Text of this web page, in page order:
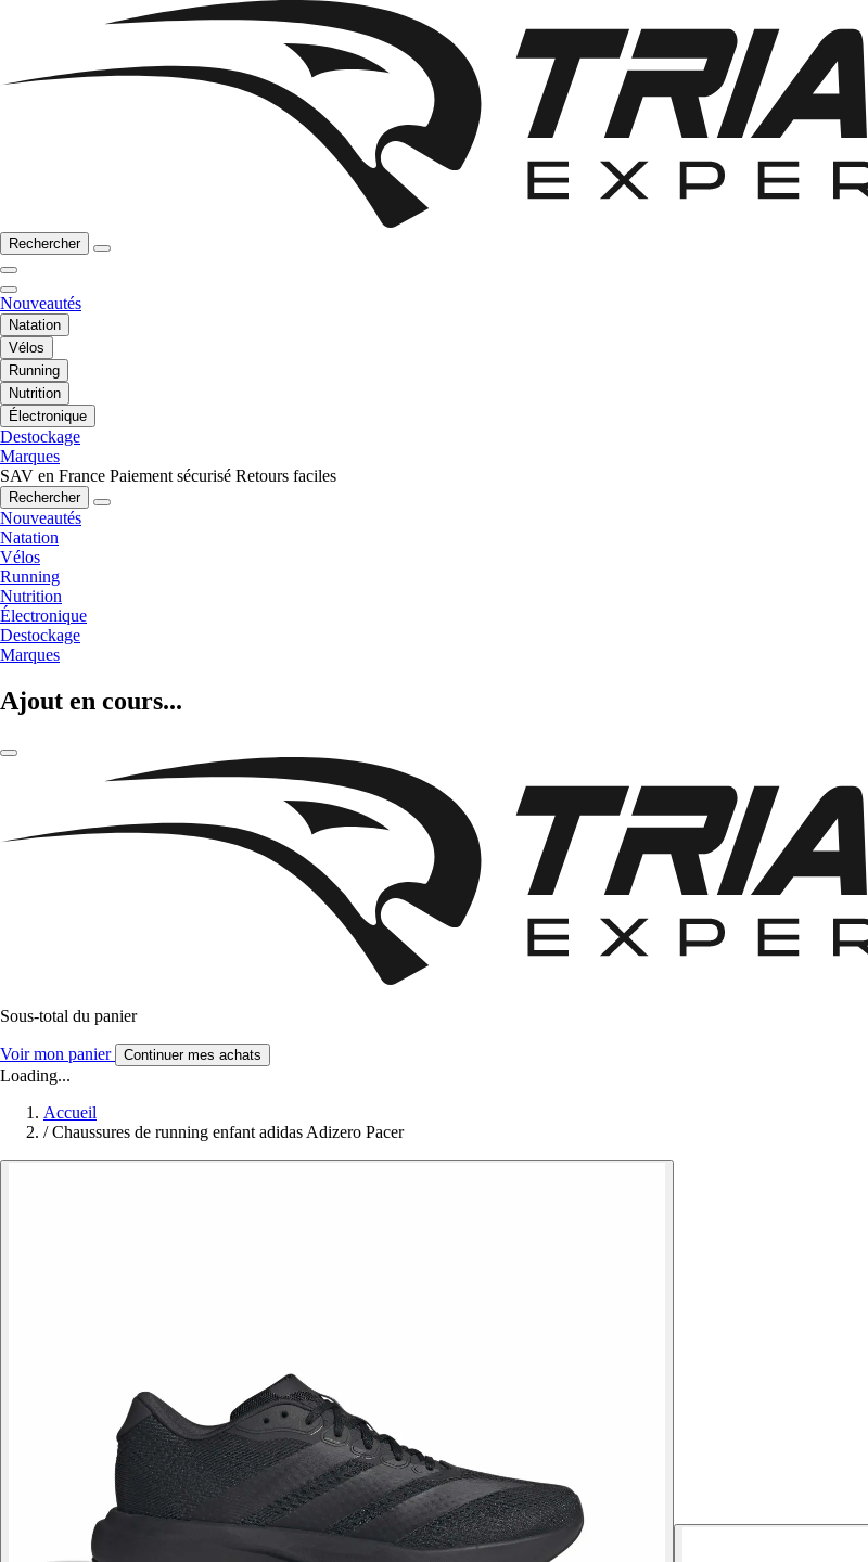
Rechercher
Nouveautés
Natation
Vélos
Running
Nutrition
Électronique
Destockage
Marques
SAV en France Paiement sécurisé Retours faciles
Rechercher
Nouveautés
Natation
Vélos
Running
Nutrition
Électronique
Destockage
Marques
Ajout en cours...
Sous-total du panier
Voir mon panier Continuer mes achats
Loading...
Accueil
/ Chaussures de running enfant adidas Adizero Pacer